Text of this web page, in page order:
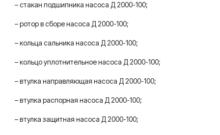
– стакан подшипника насоса Д 2000-100;
– ротор в сборе насоса Д 2000-100;
– кольца сальника насоса Д 2000-100;
– кольцо уплотнительное насоса Д 2000-100;
– втулка направляющая насоса Д 2000-100;
– втулка распорная насоса Д 2000-100;
– втулка защитная насоса Д 2000-100;